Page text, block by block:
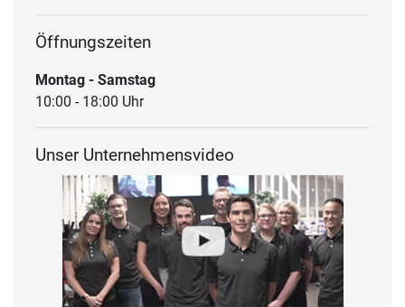
Öffnungszeiten
Montag - Samstag
10:00 - 18:00 Uhr
Unser Unternehmensvideo